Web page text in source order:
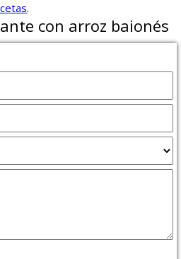
.
con arroz baionés